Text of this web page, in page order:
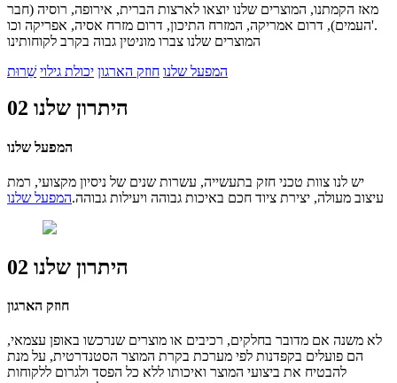
מאז הקמתנו, המוצרים שלנו יוצאו לארצות הברית, אירופה, רוסיה (חבר
העמים), דרום אמריקה, המזרח התיכון, דרום מזרח אסיה, אפריקה וכו'.
המוצרים שלנו צברו מוניטין גבוה בקרב לקוחותינו
המפעל שלנו חוזק הארגון יכולת גילוי שֵׁרוּת
היתרון שלנו 02
המפעל שלנו
יש לנו צוות טכני חזק בתעשייה, עשרות שנים של ניסיון מקצועי, רמת
עיצוב מעולה, יצירת ציוד חכם באיכות גבוהה ויעילות גבוהה.המפעל שלנו
היתרון שלנו 02
חוזק הארגון
לא משנה אם מדובר בחלקים, רכיבים או מוצרים שנרכשו באופן עצמאי,
הם פועלים בקפדנות לפי מערכת בקרת המוצר הסטנדרטית, על מנת
להבטיח את ביצועי המוצר ואיכותו ללא כל הפסד ולגרום ללקוחות